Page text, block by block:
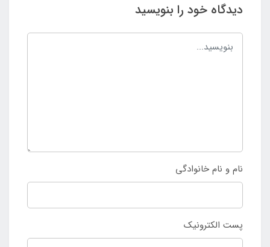
دیدگاه خود را بنویسید
نام و نام خانوادگی
پست الکترونیک